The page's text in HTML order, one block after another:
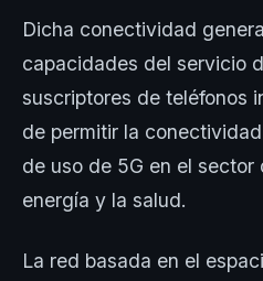
Dicha conectividad
capacidades del servicio
suscriptores de teléfonos
de permitir la
de uso de 5G en el sector
energía y la salud.
La red basada en el